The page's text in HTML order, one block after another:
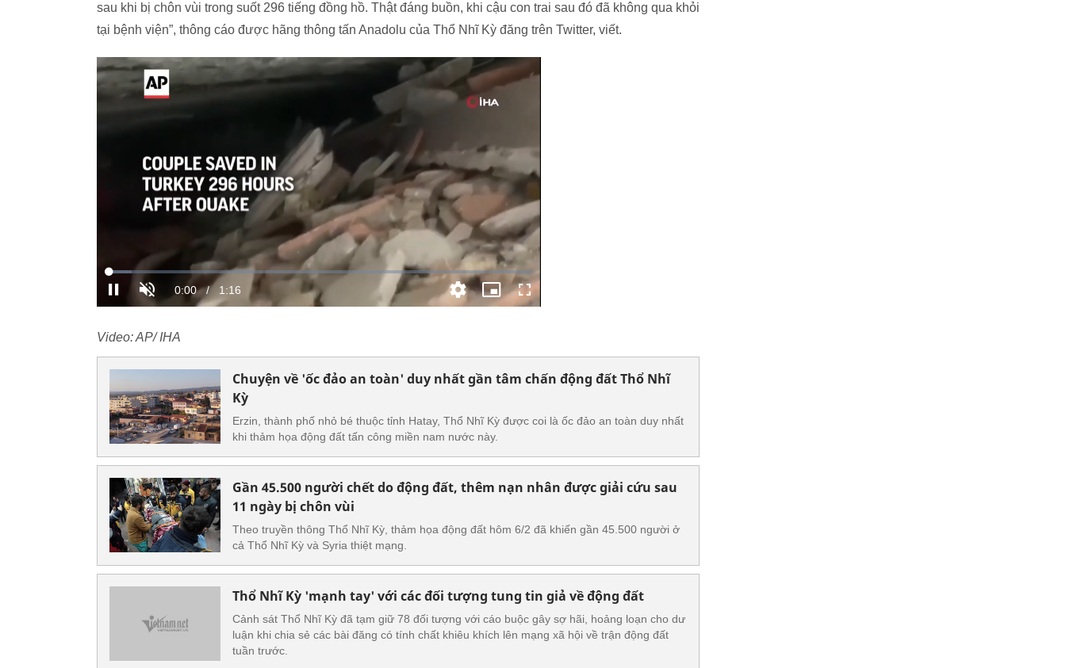
sau khi bị chôn vùi trong suốt 296 tiếng đồng hồ. Thật đáng buồn, khi cậu con trai sau đó đã không qua khỏi
tại bệnh viện”, thông cáo được hãng thông tấn Anadolu của Thổ Nhĩ Kỳ đăng trên Twitter, viết.
Video: AP/ IHA
Chuyện về 'ốc đảo an toàn' duy nhất gần tâm chấn động đất Thổ Nhĩ
Kỳ
Erzin, thành phố nhỏ bé thuộc tỉnh Hatay, Thổ Nhĩ Kỳ được coi là ốc đảo an toàn duy nhất
khi thảm họa động đất tấn công miền nam nước này.
Gần 45.500 người chết do động đất, thêm nạn nhân được giải cứu sau
11 ngày bị chôn vùi
Theo truyền thông Thổ Nhĩ Kỳ, thảm họa động đất hôm 6/2 đã khiến gần 45.500 người ở
cả Thổ Nhĩ Kỳ và Syria thiệt mạng.
Thổ Nhĩ Kỳ 'mạnh tay' với các đối tượng tung tin giả về động đất
Cảnh sát Thổ Nhĩ Kỳ đã tạm giữ 78 đối tượng với cáo buộc gây sợ hãi, hoảng loạn cho dư
luận khi chia sẻ các bài đăng có tính chất khiêu khích lên mạng xã hội về trận động đất
tuần trước.